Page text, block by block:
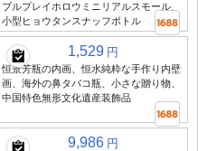
ブルプレイホロウミニリアルスモール、
小型ヒョウタンスナッフボトル
1,529 円
恒景芳瓶の内画、恒水純粋な手作り内壁
画、海外の鼻タバコ瓶、小さな贈り物、
中国特色無形文化遺産装飾品
9,986 円